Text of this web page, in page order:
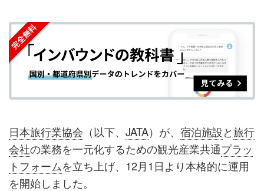
シ
ェ
ア
す
る
シ
ェ
ア
す
る
ク
マ
ー
ク
に
加
購
読
す
る
録
す
日本旅行業協会 （以下、 JATA）が、 宿泊施設と旅行
会社の業務を一元化するための観光産業共通プラッ
トフォームを立ち上げ、12月1日より本格的に運用
を開始しました。